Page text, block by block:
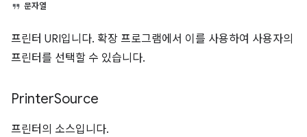
문자열
프린터 URI입니다. 확장 프로그램에서 이를 사용하여 사용자의
프린터를 선택할 수 있습니다.
PrinterSource
프린터의 소스입니다.